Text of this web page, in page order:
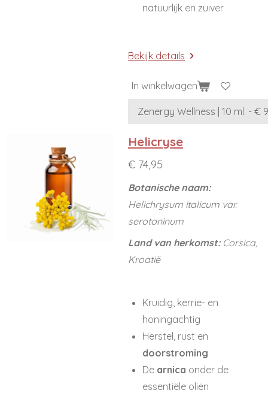
natuurlijk en zuiver
Bekijk details
In winkelwagen
Helicryse
€ 74,95
Botanische naam:
Helichrysum italicum var.
serotoninum
Land van herkomst:Corsica,
Kroatië
Kruidig, kerrie- en
honingachtig
Herstel, rust en
doorstroming
De arnica onder de
essentiële oliën